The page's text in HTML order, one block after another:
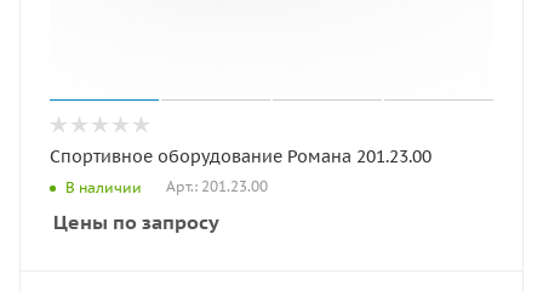
Спортивное оборудование Романа 201.23.00
В наличии Арт.: 201.23.00
Цены по запросу